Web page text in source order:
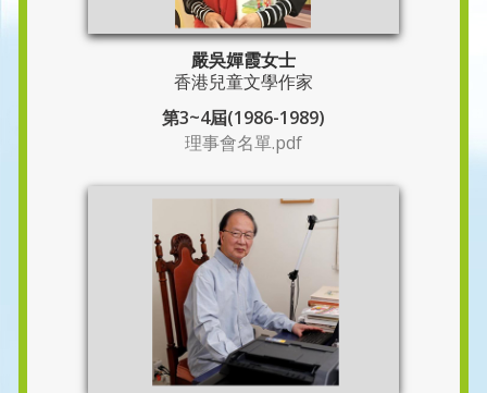
嚴吳嬋霞女士
香港兒童文學作家
第3~4屆(1986-1989)
理事會名單.pdf